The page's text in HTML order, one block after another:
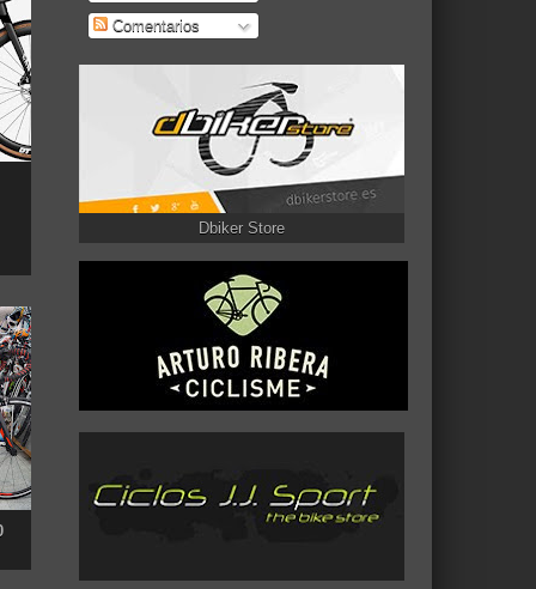
Comentarios
Dbiker Store